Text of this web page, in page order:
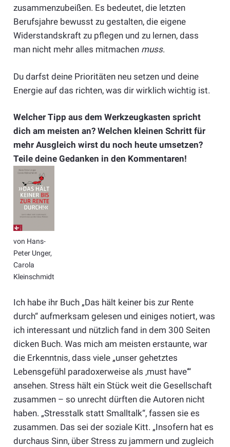
zusammenzubeißen. Es bedeutet, die letzten
Berufsjahre bewusst zu gestalten, die eigene
Widerstandskraft zu pflegen und zu lernen, dass
man nicht mehr alles mitmachen muss.
Du darfst deine Prioritäten neu setzen und deine
Energie auf das richten, was dir wirklich wichtig ist.
Welcher Tipp aus dem Werkzeugkasten spricht
dich am meisten an? Welchen kleinen Schritt für
mehr Ausgleich wirst du noch heute umsetzen?
Teile deine Gedanken in den Kommentaren!
von Hans-
Peter Unger,
Carola
Kleinschmidt
Ich habe ihr Buch „Das hält keiner bis zur Rente
durch“ aufmerksam gelesen und einiges notiert, was
ich interessant und nützlich fand in dem 300 Seiten
dicken Buch. Was mich am meisten erstaunte, war
die Erkenntnis, dass viele „unser gehetztes
Lebensgefühl paradoxerweise als ‚must have‘“
ansehen. Stress hält ein Stück weit die Gesellschaft
zusammen – so unrecht dürften die Autoren nicht
haben. „Stresstalk statt Smalltalk“, fassen sie es
zusammen. Das sei der soziale Kitt. „Insofern hat es
durchaus Sinn, über Stress zu jammern und zugleich